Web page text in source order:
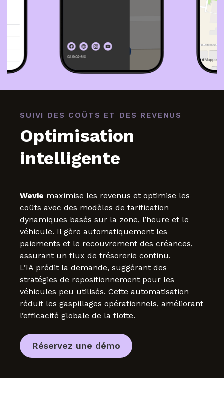
SUIVI DES COÛTS ET DES REVENUS
Optimisation
intelligente
Wevie maximise les revenus et optimise les
coûts avec des modèles de tarification
dynamiques basés sur la zone, l’heure et le
véhicule. Il gère automatiquement les
paiements et le recouvrement des créances,
assurant un flux de trésorerie continu.
L’IA prédit la demande, suggérant des
stratégies de repositionnement pour les
véhicules peu utilisés. Cette automatisation
réduit les gaspillages opérationnels, améliorant
l’efficacité globale de la flotte.
Réservez une démo